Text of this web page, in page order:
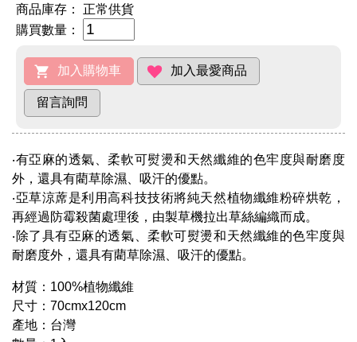
商品庫存：
正常供貨
購買數量：
‧有亞麻的透氣、柔軟可熨燙和天然纖維的色牢度與耐磨度
外，還具有藺草除濕、吸汗的優點。
‧亞草涼蓆是利用高科技技術將純天然植物纖維粉碎烘乾，
再經過防霉殺菌處理後，由製草機拉出草絲編織而成。
‧除了具有亞麻的透氣、柔軟可熨燙和天然纖維的色牢度與
耐磨度外，還具有藺草除濕、吸汗的優點。
材質：100%植物纖維
尺寸：70cmx120cm
產地：台灣